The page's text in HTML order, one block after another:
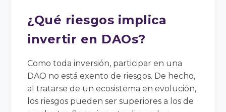
¿Qué riesgos implica
invertir en DAOs?
Como toda inversión, participar en una
DAO no está exento de riesgos. De hecho,
al tratarse de un ecosistema en evolución,
los riesgos pueden ser superiores a los de